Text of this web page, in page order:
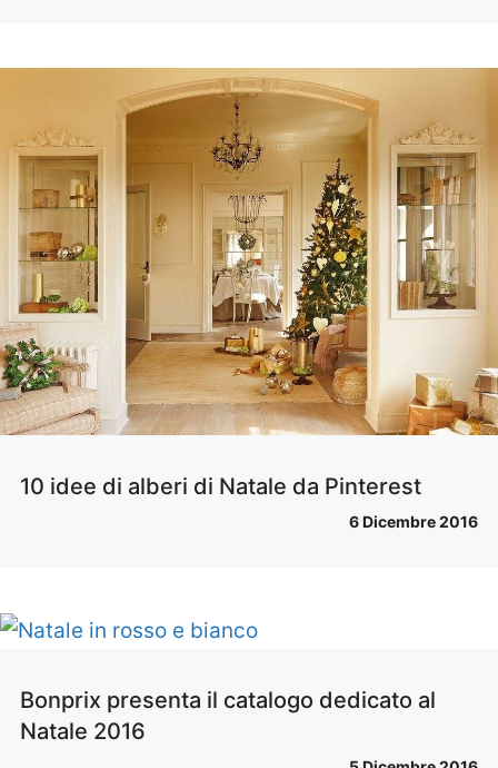
10 idee di alberi di Natale da Pinterest
6 Dicembre 2016
Bonprix presenta il catalogo dedicato al
Natale 2016